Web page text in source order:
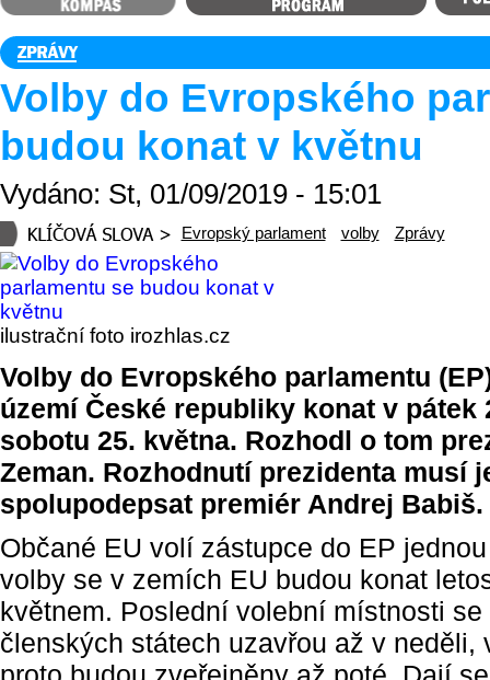
Prostějovský kompas
Volby do Evropského
budou konat v květnu
Vydáno: St, 01/09/2019 - 15:01
Evropský parlament volby Zprávy
ilustrační foto irozhlas.cz
Volby do Evropského parlamentu
území České republiky konat v pátek
sobotu 25. května. Rozhodl o tom
Zeman. Rozhodnutí prezidenta musí
spolupodepsat premiér Andrej Babiš.
Občané EU volí zástupce do EP
volby se v zemích EU budou konat
květnem. Poslední volební místnosti
členských státech uzavřou až v neděli,